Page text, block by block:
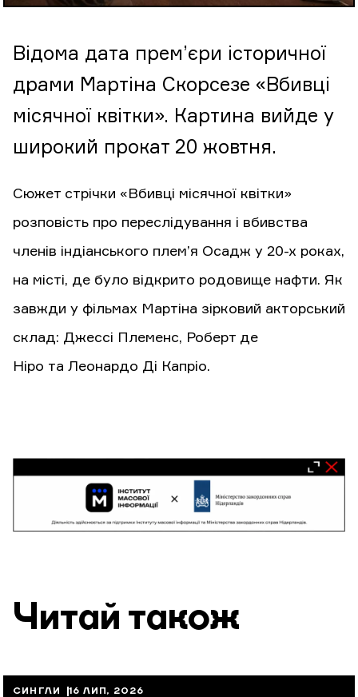
Відома дата прем’єри історичної
драми Мартіна Скорсезе «Вбивці
місячної квітки». Картина вийде у
широкий прокат 20 жовтня.
Сюжет стрічки «Вбивці місячної квітки»
розповість про переслідування і вбивства
членів індіанського плем’я Осадж у 20-х роках,
на місті, де було відкрито родовище нафти. Як
завжди у фільмах Мартіна зірковий акторський
склад: Джессі Племенс, Роберт де
Ніро та Леонардо Ді Капріо.
Читай також
СИНГЛИ 16 ЛИП, 2026